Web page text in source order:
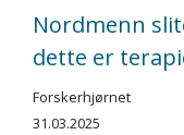
Nordmenn
dette er
Forskerhjørnet
31.03.2025